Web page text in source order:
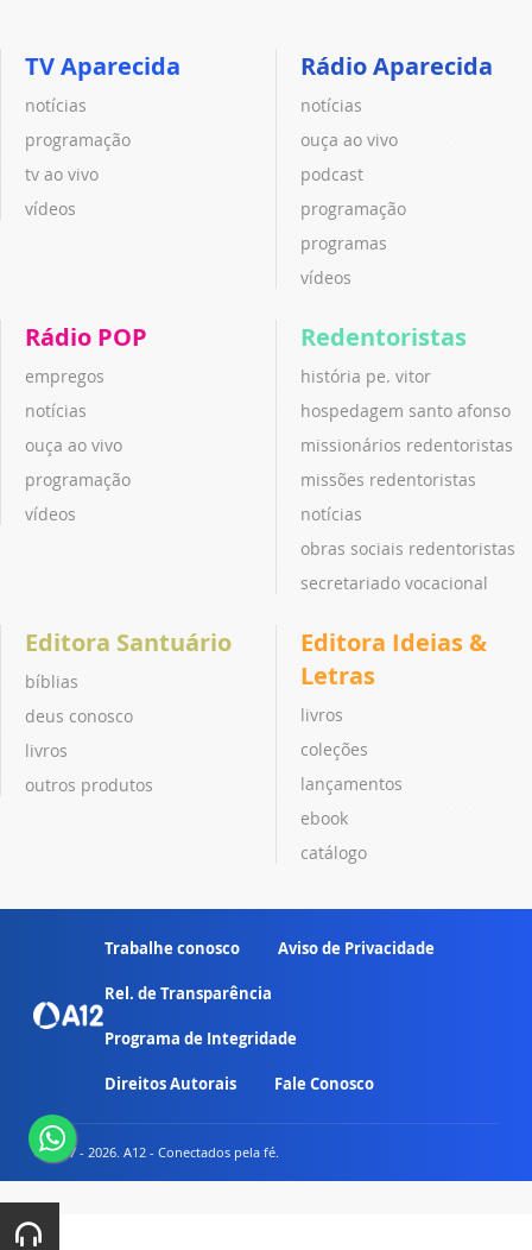
TV Aparecida
notícias
programação
tv ao vivo
vídeos
Rádio Aparecida
notícias
ouça ao vivo
podcast
programação
programas
vídeos
Rádio POP
empregos
notícias
ouça ao vivo
programação
vídeos
Redentoristas
história pe. vitor
hospedagem santo afonso
missionários redentoristas
missões redentoristas
notícias
obras sociais redentoristas
secretariado vocacional
Editora Santuário
bíblias
deus conosco
livros
outros produtos
Editora Ideias &
Letras
livros
coleções
lançamentos
ebook
catálogo
Trabalhe conosco Aviso de Privacidade
Rel. de Transparência
Programa de Integridade
Direitos Autorais Fale Conosco
© 2007 - 2026. A12 - Conectados pela fé.